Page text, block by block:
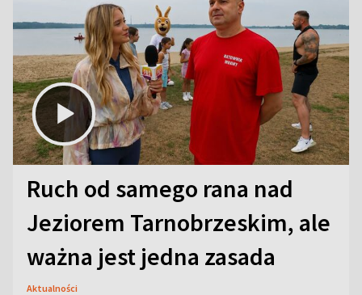
Ruch od samego rana nad
Jeziorem Tarnobrzeskim, ale
ważna jest jedna zasada
Aktualności